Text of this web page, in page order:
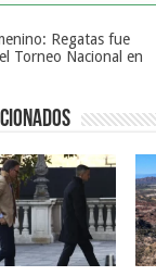
Regatas fue
Torneo Nacional en